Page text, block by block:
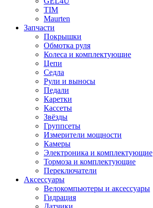
TIM
Maurten
Запчасти
Покрышки
Обмотка руля
Колеса и комплектующие
Цепи
Седла
Рули и выносы
Педали
Каретки
Кассеты
Звёзды
Группсеты
Измерители мощности
Камеры
Электроника и комплектующие
Тормоза и комплектующие
Переключатели
Аксессуары
Велокомпьютеры и аксессуары
Гидрация
Датчики